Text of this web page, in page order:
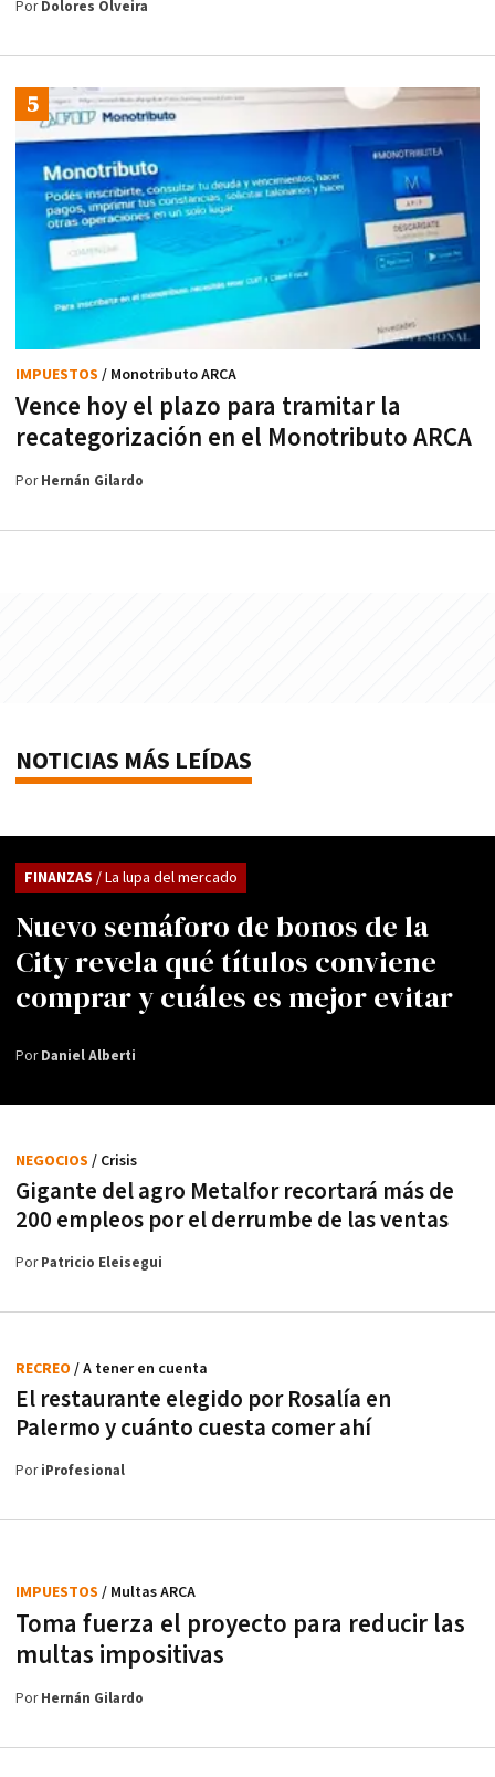
PorDolores Olveira
Vence hoy el plazo para tramitar la
recategorización en el Monotributo ARCA
IMPUESTOS / Monotributo ARCA
PorHernán Gilardo
NOTICIAS MÁS LEÍDAS
Nuevo semáforo de bonos de la
City revela qué títulos conviene
comprar y cuáles es mejor evitar
FINANZAS / La lupa del mercado
PorDaniel Alberti
Gigante del agro Metalfor recortará más de
200 empleos por el derrumbe de las ventas
NEGOCIOS / Crisis
PorPatricio Eleisegui
El restaurante elegido por Rosalía en
Palermo y cuánto cuesta comer ahí
RECREO / A tener en cuenta
PoriProfesional
Toma fuerza el proyecto para reducir las
multas impositivas
IMPUESTOS / Multas ARCA
PorHernán Gilardo